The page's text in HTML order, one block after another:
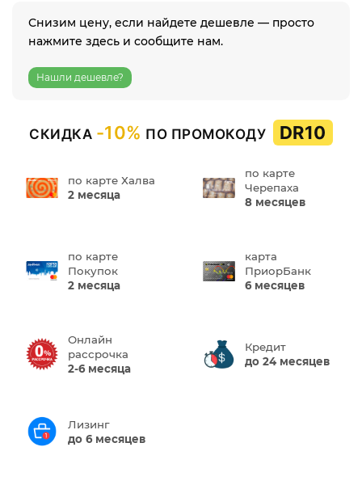
Снизим цену, если найдете дешевле — просто
нажмите здесь и сообщите нам.
Нашли дешевле?
СКИДКА -10% ПО ПРОМОКОДУ DR10
по карте Халва
2 месяца
по карте
Черепаха
8 месяцев
по карте
Покупок
2 месяца
карта
ПриорБанк
6 месяцев
Онлайн
рассрочка
2-6 месяца
Кредит
до 24 месяцев
Лизинг
до 6 месяцев